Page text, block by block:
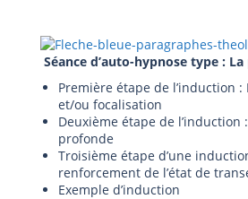
Séance d’auto-hypnose type :
Première étape de l’induction
et/ou focalisation
Deuxième étape de l’induction
profonde
Troisième étape d’une
renforcement de l’état de
Exemple d’induction